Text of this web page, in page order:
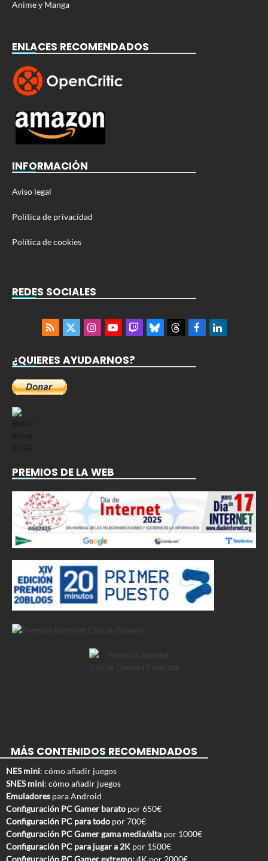
Anime y Manga
ENLACES RECOMENDADOS
INFORMACIÓN
Aviso legal
Política de privacidad
Política de cookies
REDES SOCIALES
RSS
X
InstagramYouTubeTwitchBlueskyThreadsFacebookLinkedIn
¿QUIERES AYUDARNOS?
PREMIOS DE LA WEB
MÁS CONTENIDOS RECOMENDADOS
NES mini: cómo añadir juegos
SNES mini: cómo añadir juegos
Emuladores para Android
Configuración PC Gamer barato por 650€
Configuración PC para todo por 700€
Configuración PC Gamer gama media/alta por 1000€
Configuración PC para jugar a 2K por 1500€
Configuración PC Gamer extremo:4K por 2000€